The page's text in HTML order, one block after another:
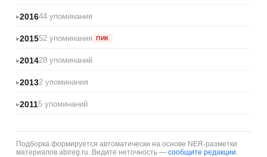
201644 упоминания
201552 упоминания ПИК
201428 упоминаний
20132 упоминания
20115 упоминаний
Подборка формируется автоматически на основе NER-разметки
материалов abireg.ru. Видите неточность — сообщите редакции